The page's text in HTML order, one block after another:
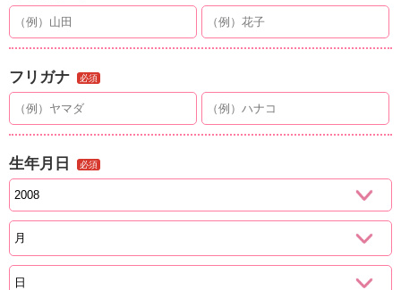
フリガナ 必須
生年月日 必須